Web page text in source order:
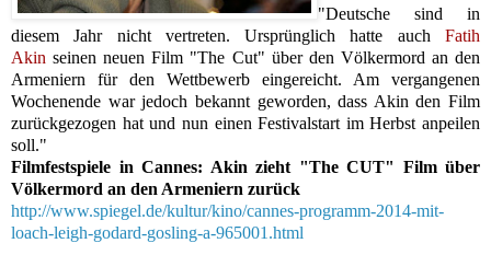
"Deutsche sind in
diesem Jahr nicht vertreten. Ursprünglich hatte auch Fatih
Akin seinen neuen Film "The Cut" über den Völkermord an den
Armeniern für den Wettbewerb eingereicht. Am vergangenen
Wochenende war jedoch bekannt geworden, dass Akin den Film
zurückgezogen hat und nun einen Festivalstart im Herbst anpeilen
soll."
Filmfestspiele in Cannes: Akin zieht "The CUT" Film über
Völkermord an den Armeniern zurück
http://www.spiegel.de/kultur/kino/cannes-programm-2014-mit-
loach-leigh-godard-gosling-a-965001.html